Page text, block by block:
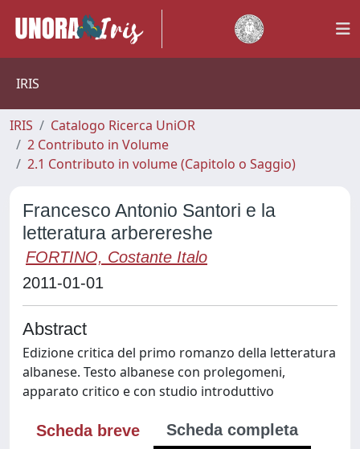
IRIS
IRIS
Catalogo Ricerca UniOR
2 Contributo in Volume
2.1 Contributo in volume (Capitolo o Saggio)
Francesco Antonio Santori e la
letteratura arberereshe
FORTINO, Costante Italo
2011-01-01
Abstract
Edizione critica del primo romanzo della letteratura
albanese. Testo albanese con prolegomeni,
apparato critico e con studio introduttivo
Scheda breve
Scheda completa